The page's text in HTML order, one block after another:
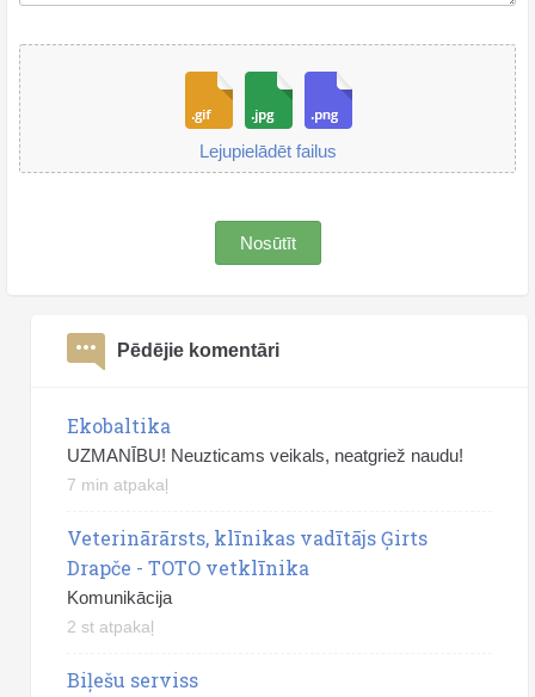
Lejupielādēt failus
Nosūtīt
Pēdējie komentāri
Ekobaltika
UZMANĪBU! Neuzticams veikals, neatgriež naudu!
7 min atpakaļ
Veterinārārsts, klīnikas vadītājs Ģirts
Drapče - TOTO vetklīnika
Komunikācija
2 st atpakaļ
Biļešu serviss